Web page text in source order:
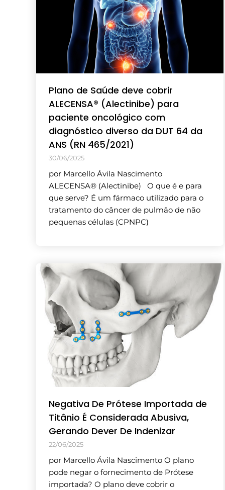
Plano de Saúde deve cobrir
ALECENSA® (Alectinibe) para
paciente oncológico com
diagnóstico diverso da DUT 64 da
ANS (RN 465/2021)
30/06/2025
por Marcello Ávila Nascimento
ALECENSA® (Alectinibe) O que é e para
que serve? É um fármaco utilizado para o
tratamento do câncer de pulmão de não
pequenas células (CPNPC)
Negativa De Prótese Importada de
Titânio É Considerada Abusiva,
Gerando Dever De Indenizar
22/06/2025
por Marcello Ávila Nascimento O plano
pode negar o fornecimento de Prótese
importada? O plano deve cobrir o